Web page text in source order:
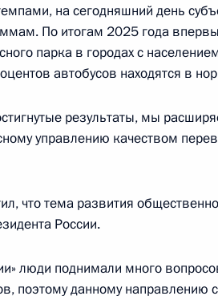
развитию
коллегии
на сегодняшний день
По итогам 2025 года
парка в городах с
автобусов находятся в
результаты, мы
управлению качеством
что тема развития
России.
люди поднимали много
поэтому данному направлению